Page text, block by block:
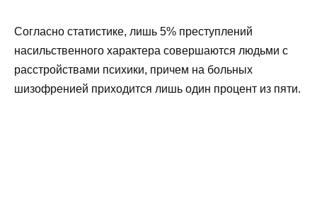
Согласно статистике, лишь 5% преступлений
насильственного характера совершаются людьми с
расстройствами психики, причем на больных
шизофренией приходится лишь один процент из пяти.